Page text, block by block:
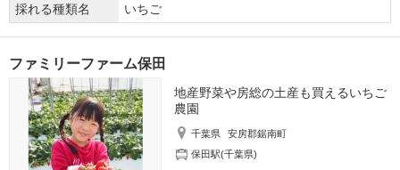
採れる種類名 いちご
ファミリーファーム保田
地産野菜や房総の土産も買えるいちご
農園
千葉県
安房郡鋸南町
保田駅(千葉県)